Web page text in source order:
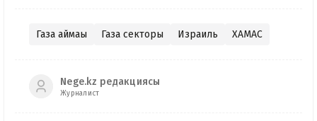
Газа аймағы Газа секторы Израиль ХАМАС
Nege.kz редакциясы
Журналист